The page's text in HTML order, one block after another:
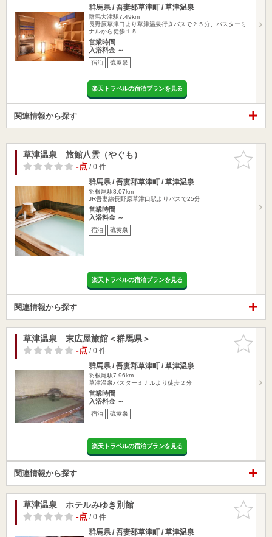
群馬県 / 吾妻郡草津町 / 草津温泉
群馬大津駅7.49km
長野原草津口より草津温泉行きバスで２５分、バスターミ
ナルから徒歩１５…
営業時間
入浴料金 ～
宿泊 硫黄泉
楽天トラベルの宿泊プランを見る
関連情報から探す
お気に入
りに追加
草津温泉 旅館八雲（やぐも）
-点/ 0 件
群馬県 / 吾妻郡草津町 / 草津温泉
羽根尾駅8.07km
JR吾妻線長野原草津口駅よりバスで25分
営業時間
入浴料金 ～
宿泊 硫黄泉
楽天トラベルの宿泊プランを見る
関連情報から探す
お気に入
りに追加
草津温泉 末広屋旅館＜群馬県＞
-点/ 0 件
群馬県 / 吾妻郡草津町 / 草津温泉
羽根尾駅7.96km
草津温泉バスターミナルより徒歩２分
営業時間
入浴料金 ～
宿泊 硫黄泉
楽天トラベルの宿泊プランを見る
関連情報から探す
お気に入
りに追加
草津温泉 ホテルみゆき別館
-点/ 0 件
群馬県 / 吾妻郡草津町 / 草津温泉